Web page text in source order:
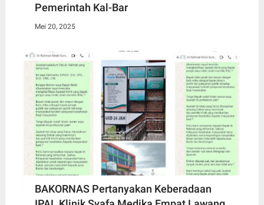
Pemerintah Kal-Bar
Mei 20, 2025
BAKORNAS Pertanyakan Keberadaan